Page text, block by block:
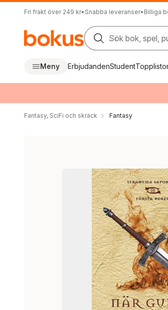
Fri frakt över 249 kr• Snabba leveranser• Billiga
Sök bok, spel,
Meny ErbjudandenStudent
Fantasy, SciFi och skräck Fantasy